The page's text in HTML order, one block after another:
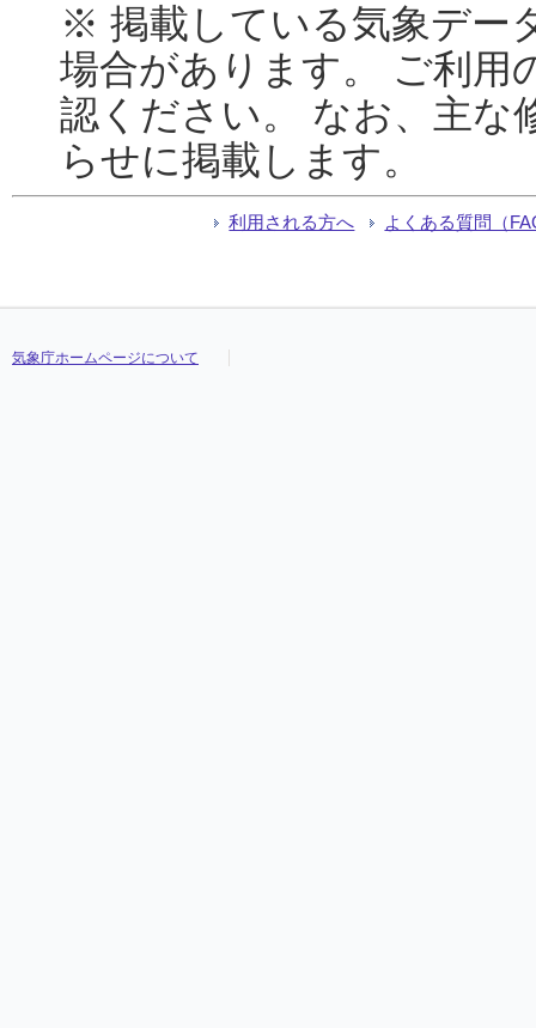
※ 掲載している気象デー
場合があります。 ご利用
認ください。 なお、主な
らせに掲載します。
利用される方へ よくある質問（
気象庁ホームページについて